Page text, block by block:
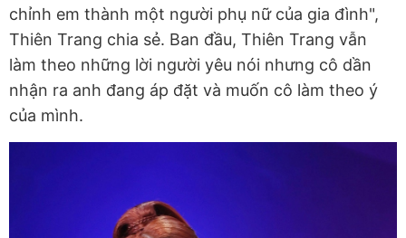
chỉnh em thành một người phụ nữ của gia đình",
Thiên Trang chia sẻ. Ban đầu, Thiên Trang vẫn
làm theo những lời người yêu nói nhưng cô dần
nhận ra anh đang áp đặt và muốn cô làm theo ý
của mình.